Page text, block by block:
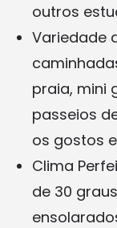
outros
Variedade
praia, mini
passeios
os gostos
Clima
de 30